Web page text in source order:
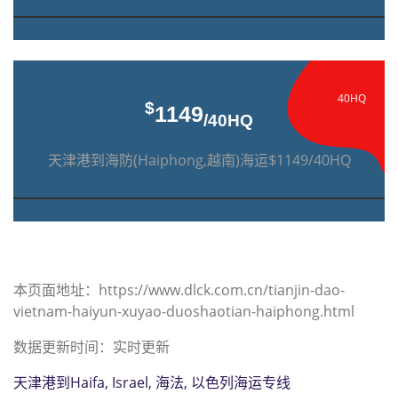
40HQ
$1149/40HQ
天津港到海防(Haiphong,越南)海运$1149/40HQ
本页面地址：https://www.dlck.com.cn/tianjin-dao-
vietnam-haiyun-xuyao-duoshaotian-haiphong.html
数据更新时间：实时更新
天津港到Haifa, Israel, 海法, 以色列海运专线